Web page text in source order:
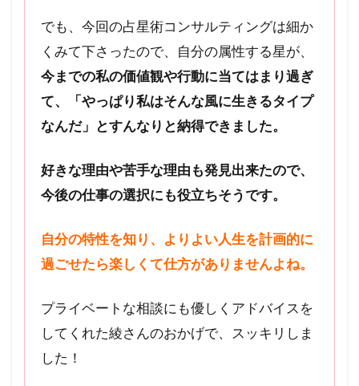
でも、今回の占星術コンサルティングは細か
くみて下さったので、自分の属性する星が、
今までの私の価値観や行動に当てはまり過ぎ
て、「やっぱり私はそんな風に生きるタイプ
なんだ」とすんなりと納得できました。
好きな理由や苦手な理由も発見出来たので、
今後の仕事の選択にも役立ちそうです。
自分の特性を知り、よりよい人生を計画的に
過ごせたら楽しくて仕方がありませんよね。
プライベートな相談にも優しくアドバイスを
してくれた綾さんのおかげで、スッキリしま
した！